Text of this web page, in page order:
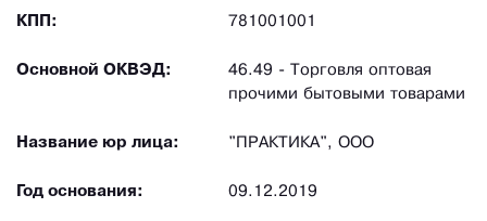
КПП: 781001001
Основной ОКВЭД:
46.49 - Торговля оптовая
прочими бытовыми товарами
Название юр лица: "ПРАКТИКА", ООО
Год основания: 09.12.2019